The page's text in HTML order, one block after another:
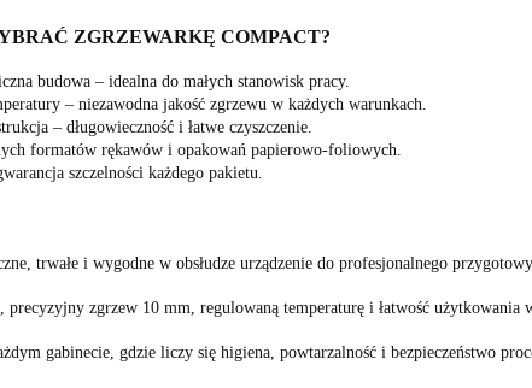
ZGRZEWARKĘ COMPACT?
budowa – idealna do małych stanowisk pracy.
– niezawodna jakość zgrzewu w każdych warunkach.
– długowieczność i łatwe czyszczenie.
formatów rękawów i opakowań papierowo-foliowych.
szczelności każdego pakietu.
trwałe i wygodne w obsłudze urządzenie do profesjonalnego
zgrzew 10 mm, regulowaną temperaturę i łatwość użytkowania
gabinecie, gdzie liczy się higiena, powtarzalność i bezpieczeństwo